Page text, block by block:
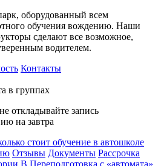
оборудованный всем
обучения вождению. Наши
сделают все возможное,
водителем.
Контакты
в группах
откладывайте запись
на завтра
стоит обучение в автошколе
Отзывы Документы Рассрочка
B Переподготовка с «автомата»